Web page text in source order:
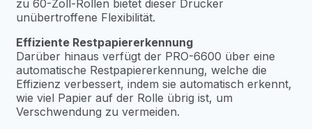
zu 60-Zoll-Rollen bietet dieser Drucker
unübertroffene Flexibilität.
Effiziente Restpapiererkennung
Darüber hinaus verfügt der PRO-6600 über eine
automatische Restpapiererkennung, welche die
Effizienz verbessert, indem sie automatisch erkennt,
wie viel Papier auf der Rolle übrig ist, um
Verschwendung zu vermeiden.